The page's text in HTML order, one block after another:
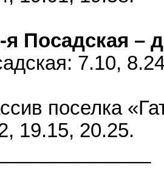
Посадская –
7.10,
поселка
19.15, 20.25.